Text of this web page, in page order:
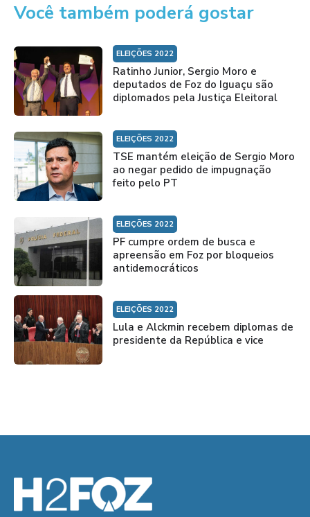
Você também poderá gostar
ELEIÇÕES 2022
Ratinho Junior, Sergio Moro e
deputados de Foz do Iguaçu são
diplomados pela Justiça Eleitoral
ELEIÇÕES 2022
TSE mantém eleição de Sergio Moro
ao negar pedido de impugnação
feito pelo PT
ELEIÇÕES 2022
PF cumpre ordem de busca e
apreensão em Foz por bloqueios
antidemocráticos
ELEIÇÕES 2022
Lula e Alckmin recebem diplomas de
presidente da República e vice